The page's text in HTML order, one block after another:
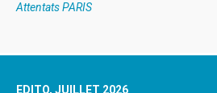
Attentats PARIS
EDITO, JUILLET 2026